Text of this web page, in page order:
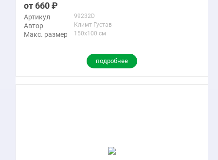
660
Артикул 99232D
Автор Климт Густав
Макс. размер 150x100 см
подробнее